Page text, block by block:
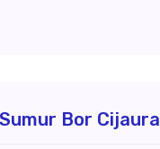
Bor Cijaura